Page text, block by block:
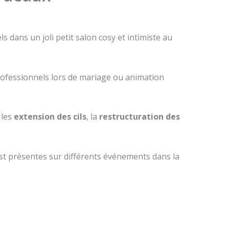
dans un joli petit salon cosy et intimiste au
lors de mariage ou animation
extension des cils, la restructuration des
présentes sur différents événements dans la